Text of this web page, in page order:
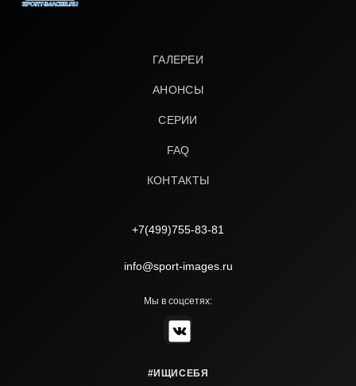
ГАЛЕРЕИ
АНОНСЫ
СЕРИИ
FAQ
КОНТАКТЫ
+7(499)755-83-81
info@sport-images.ru
Мы в соцсетях:
#ИЩИСЕБЯ